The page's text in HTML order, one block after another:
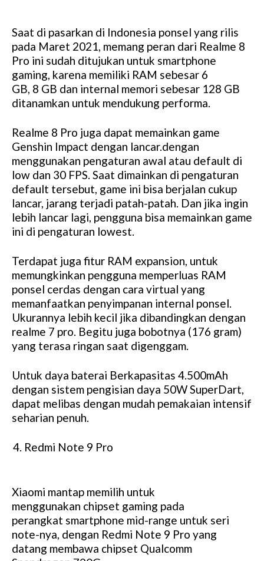
Saat di pasarkan di Indonesia ponsel yang rilis
pada Maret 2021, memang peran dari Realme 8
Pro ini sudah ditujukan untuk smartphone
gaming, karena memiliki RAM sebesar 6
GB, 8 GB dan internal memori sebesar 128 GB
ditanamkan untuk mendukung performa.
Realme 8 Pro juga dapat memainkan game
Genshin Impact dengan lancar.dengan
menggunakan pengaturan awal atau default di
low dan 30 FPS. Saat dimainkan di pengaturan
default tersebut, game ini bisa berjalan cukup
lancar, jarang terjadi patah-patah. Dan jika ingin
lebih lancar lagi, pengguna bisa memainkan game
ini di pengaturan lowest.
Terdapat juga fitur RAM expansion, untuk
memungkinkan pengguna memperluas RAM
ponsel cerdas dengan cara virtual yang
memanfaatkan penyimpanan internal ponsel.
Ukurannya lebih kecil jika dibandingkan dengan
realme 7 pro. Begitu juga bobotnya (176 gram)
yang terasa ringan saat digenggam.
Untuk daya baterai Berkapasitas 4.500mAh
dengan sistem pengisian daya 50W SuperDart,
dapat melibas dengan mudah pemakaian intensif
seharian penuh.
Redmi Note 9 Pro
Xiaomi mantap memilih untuk
menggunakan chipset gaming pada
perangkat smartphone mid-range untuk seri
note-nya, dengan Redmi Note 9 Pro yang
datang membawa chipset Qualcomm